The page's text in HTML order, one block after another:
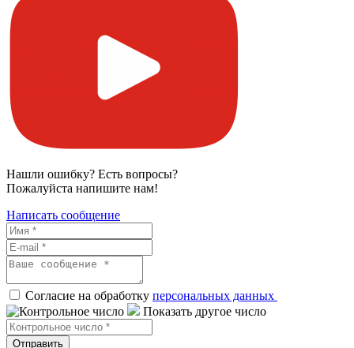
Нашли ошибку? Есть вопросы?
Пожалуйста напишите нам!
Написать сообщение
Согласие на обработку персональных данных
Показать другое число
Отправить